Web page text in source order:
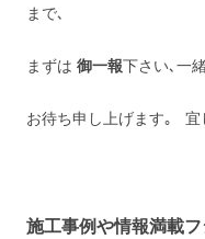
まで､
まずは 御一報下さい､一
お待ち申し上げます｡ 宜
施工事例や情報満載